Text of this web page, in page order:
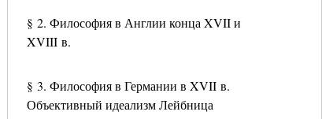
§ 2. Философия в Англии конца XVII и
XVIII в.
§ 3. Философия в Германии в XVII в.
Объективный идеализм Лейбница